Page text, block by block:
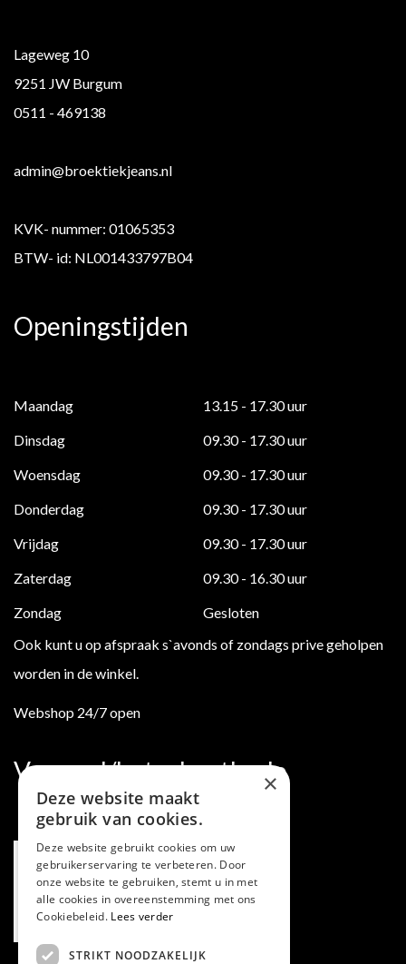
Lageweg 10
9251 JW Burgum
0511 - 469138
admin@broektiekjeans.nl
KVK- nummer: 01065353
BTW- id: NL001433797B04
Openingstijden
Maandag
13.15 - 17.30 uur
Dinsdag
09.30 - 17.30 uur
Woensdag
09.30 - 17.30 uur
Donderdag
09.30 - 17.30 uur
Vrijdag
09.30 - 17.30 uur
Zaterdag
09.30 - 16.30 uur
Zondag
Gesloten
Ook kunt u op afspraak s`avonds of zondags prive geholpen
worden in de winkel.
Webshop 24/7 open
Verzend/betaalmethode
×
Deze website maakt
gebruik van cookies.
Deze website gebruikt cookies om uw
gebruikerservaring te verbeteren. Door
onze website te gebruiken, stemt u in met
alle cookies in overeenstemming met ons
Cookiebeleid. Lees verder
STRIKT NOODZAKELIJK